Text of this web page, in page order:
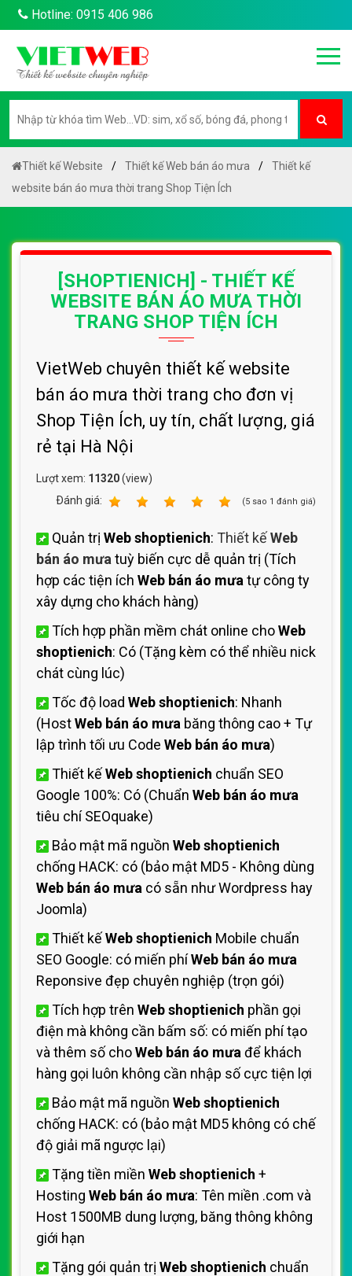
Hotline: 0915 406 986
Thiết kế Website Thiết kế Web bán áo mưa
Thiết kế
website bán áo mưa thời trang Shop Tiện Ích
[SHOPTIENICH] - THIẾT KẾ
WEBSITE BÁN ÁO MƯA THỜI
TRANG SHOP TIỆN ÍCH
VietWeb chuyên thiết kế website
bán áo mưa thời trang cho đơn vị
Shop Tiện Ích, uy tín, chất lượng, giá
rẻ tại Hà Nội
Lượt xem: 11320(view)
Ðánh giá:
(5 sao 1 đánh giá)
Quản trị Web shoptienich: Thiết kếWeb
bán áo mưa tuỳ biến cực dễ quản trị (Tích
hợp các tiện ích Web bán áo mưa tự công ty
xây dựng cho khách hàng)
Tích hợp phần mềm chát online choWeb
shoptienich: Có (Tặng kèm có thể nhiều nick
chát cùng lúc)
Tốc độ load Web shoptienich: Nhanh
(HostWeb bán áo mưa băng thông cao + Tự
lập trình tối ưu Code Web bán áo mưa)
Thiết kếWeb shoptienich chuẩn SEO
Google 100%: Có (Chuẩn Web bán áo mưa
tiêu chí SEOquake)
Bảo mật mã nguồn Web shoptienich
chống HACK: có (bảo mật MD5 - Không dùng
Web bán áo mưa có sẵn như Wordpress hay
Joomla)
Thiết kếWeb shoptienich Mobile chuẩn
SEO Google: có miến phíWeb bán áo mưa
Reponsive đẹp chuyên nghiệp (trọn gói)
Tích hợp trên Web shoptienich phần gọi
điện mà không cần bấm số: có miến phí tạo
và thêm số choWeb bán áo mưa để khách
hàng gọi luôn không cần nhập số cực tiện lợi
Bảo mật mã nguồn Web shoptienich
chống HACK: có (bảo mật MD5 không có chế
độ giải mã ngược lại)
Tặng tiền miền Web shoptienich +
Hosting Web bán áo mưa: Tên miền .com và
Host 1500MB dung lượng, băng thông không
giới hạn
Tặng gói quản trị Web shoptienich chuẩn